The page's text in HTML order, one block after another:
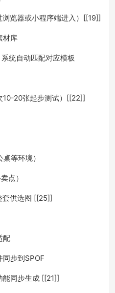
览器或小程序端进入）[[19]]
材库
统自动匹配对应模板
10-20张起步测试）[[22]]
等环境）
点）
套供选图 [[25]]
配
步到SPOF
能同步生成 [[21]]